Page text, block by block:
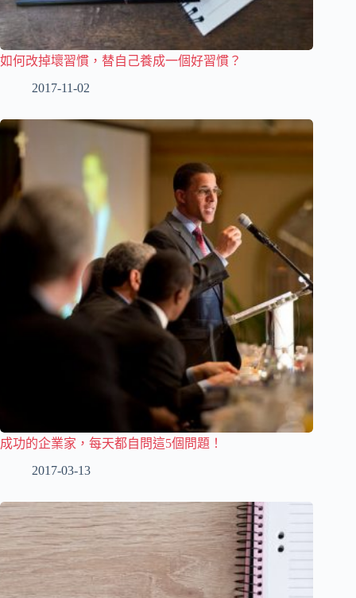
如何改掉壞習慣，替自己養成一個好習慣？
2017-11-02
成功的企業家，每天都自問這5個問題！
2017-03-13